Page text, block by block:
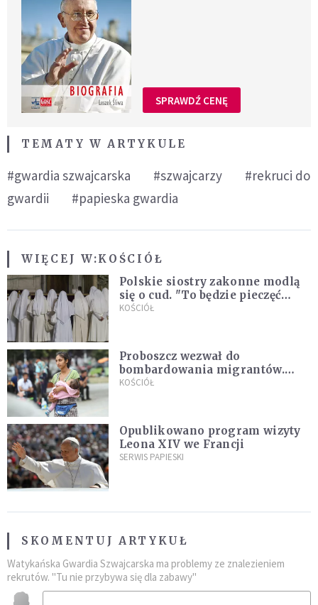
SPRAWDŹ CENĘ
TEMATY W ARTYKULE
#gwardia szwajcarska #szwajcarzy
#rekruci do
gwardii
#papieska gwardia
WIĘCEJ W:KOŚCIÓŁ
Polskie siostry zakonne modlą
się o cud. "To będzie pieczęć
Pana Boga dla naszej wiary"
KOŚCIÓŁ
Proboszcz wezwał do
bombardowania migrantów.
"Masowy ogień przeciwko
KOŚCIÓŁ
Opublikowano program wizyty
Leona XIV we Francji
SERWIS PAPIESKI
SKOMENTUJ ARTYKUŁ
Watykańska Gwardia Szwajcarska ma problemy ze znalezieniem
rekrutów. "Tu nie przybywa się dla zabawy"